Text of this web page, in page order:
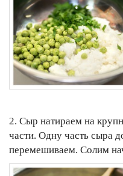
2. Сыр натираем на
части. Одну часть сыра
перемешиваем. Солим